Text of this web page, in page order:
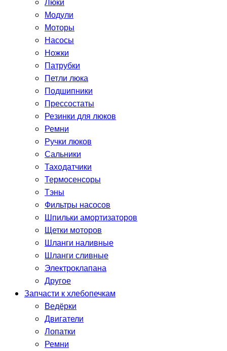
Люки
Модули
Моторы
Насосы
Ножки
Патрубки
Петли люка
Подшипники
Прессостаты
Резинки для люков
Ремни
Ручки люков
Сальники
Таходатчики
Термосенсоры
Тэны
Фильтры насосов
Шпильки амортизаторов
Щетки моторов
Шланги наливные
Шланги сливные
Электроклапана
Другое
Запчасти к хлебопечкам
Ведёрки
Двигатели
Лопатки
Ремни